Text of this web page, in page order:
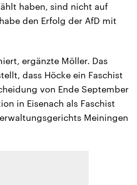
haben, sind nicht auf
den Erfolg der AfD mit
ergänzte Möller. Das
dass Höcke ein Faschist
von Ende September
in Eisenach als Faschist
Meiningen